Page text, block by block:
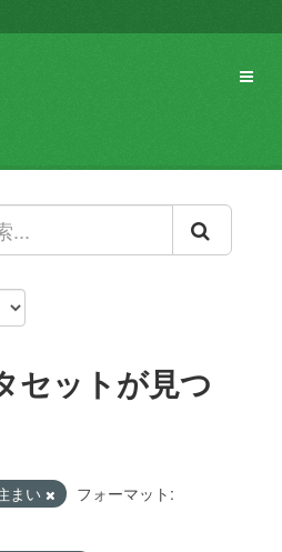
セットが見つ
まい
フォーマット: